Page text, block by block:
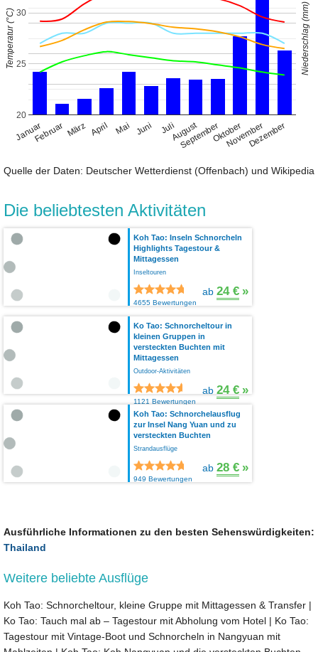
JanuarFebruar März April Mai Juni JuliAugust
SeptemberOktober
NovemberDezember
20
25
30
Temperatur (°C) Niederschlag (mm)
Quelle der Daten: Deutscher Wetterdienst (Offenbach) und Wikipedia
Die beliebtesten Aktivitäten
Koh Tao: Inseln Schnorcheln
Highlights Tagestour &
Mittagessen
Inseltouren
4655 Bewertungen
ab 24 € »
Ko Tao: Schnorcheltour in
kleinen Gruppen in
versteckten Buchten mit
Mittagessen
Outdoor-Aktivitäten
1121 Bewertungen
ab 24 € »
Koh Tao: Schnorchelausflug
zur Insel Nang Yuan und zu
versteckten Buchten
Strandausflüge
949 Bewertungen
ab 28 € »
Ausführliche Informationen zu den besten Sehenswürdigkeiten:
Thailand
Weitere beliebte Ausflüge
Koh Tao: Schnorcheltour, kleine Gruppe mit Mittagessen & Transfer |
Ko Tao: Tauch mal ab – Tagestour mit Abholung vom Hotel | Ko Tao:
Tagestour mit Vintage-Boot und Schnorcheln in Nangyuan mit